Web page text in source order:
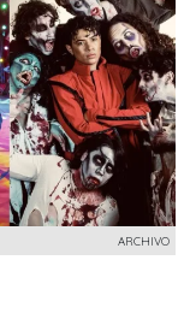
ARCHIVO